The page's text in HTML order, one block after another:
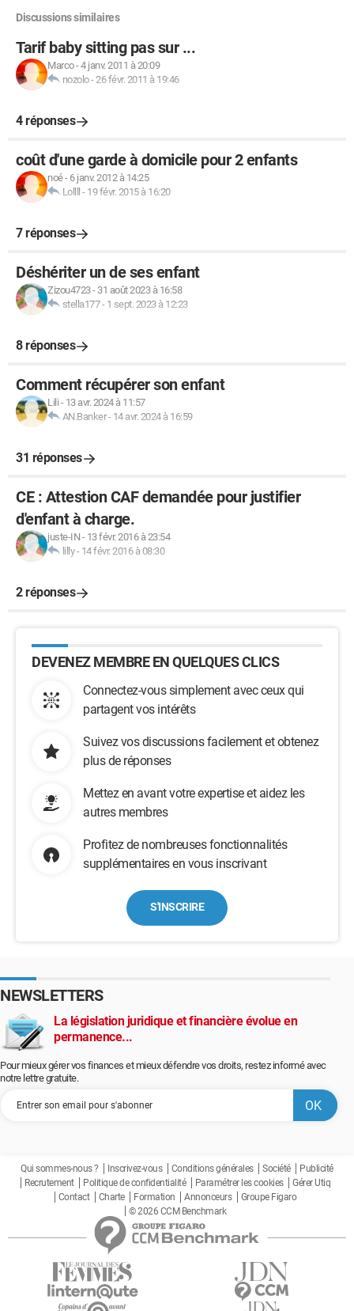
Discussions similaires
Tarif baby sitting pas sur ...
Marco-4 janv. 2011 à 20:09
nozolo-26 févr. 2011 à 19:46
4 réponses
coût d'une garde à domicile pour 2 enfants
noé- 6 janv. 2012 à 14:25
Lollll - 19 févr. 2015 à 16:20
7 réponses
Déshériter un de ses enfant
Zizou4723- 31 août 2023 à 16:58
stella177- 1 sept. 2023 à 12:23
8 réponses
Comment récupérer son enfant
Lili - 13 avr. 2024 à 11:57
AN.Banker- 14 avr. 2024 à 16:59
31 réponses
CE : Attestion CAF demandée pour justifier
d'enfant à charge.
juste-IN - 13 févr. 2016 à 23:54
lilly- 14 févr. 2016 à 08:30
2 réponses
DEVENEZ MEMBRE EN QUELQUES CLICS
Connectez-vous simplement avec ceux qui
partagent vos intérêts
Suivez vos discussions facilement et obtenez
plus de réponses
Mettez en avant votre expertise et aidez les
autres membres
Profitez de nombreuses fonctionnalités
supplémentaires en vous inscrivant
S'INSCRIRE
NEWSLETTERS
La législation juridique et financière évolue en
permanence...
Pour mieux gérer vos finances et mieux défendre vos droits, restez informé avec
notre lettre gratuite.
Qui sommes-nous ? Inscrivez-vous Conditions générales Société
Publicité
Recrutement
Politique de confidentialité Paramétrer les cookies
Gérer Utiq
Contact
Charte Formation Annonceurs
Groupe Figaro
© 2026 CCM Benchmark